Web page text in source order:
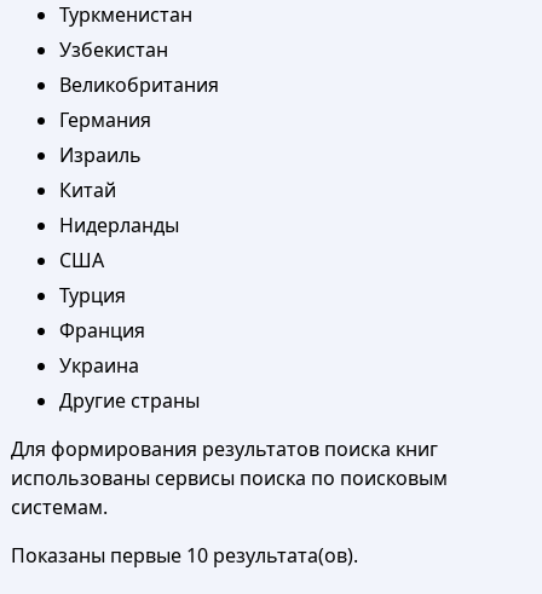
Туркменистан
Узбекистан
Великобритания
Германия
Израиль
Китай
Нидерланды
США
Турция
Франция
Украина
Другие страны
Для формирования результатов поиска книг
использованы сервисы поиска по поисковым
системам.
Показаны первые 10 результата(ов).